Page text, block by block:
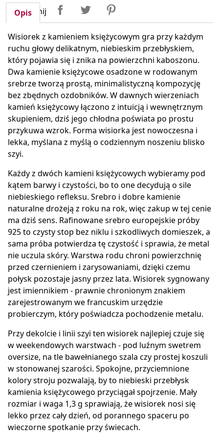
Udostępnij UdostępnijTweetuj
Opis
Wisiorek z kamieniem księżycowym gra przy każdym
ruchu głowy delikatnym, niebieskim przebłyskiem,
który pojawia się i znika na powierzchni kaboszonu.
Dwa kamienie księżycowe osadzone w rodowanym
srebrze tworzą prostą, minimalistyczną kompozycję
bez zbędnych ozdobników. W dawnych wierzeniach
kamień księżycowy łączono z intuicją i wewnętrznym
skupieniem, dziś jego chłodna poświata po prostu
przykuwa wzrok. Forma wisiorka jest nowoczesna i
lekka, myślana z myślą o codziennym noszeniu blisko
szyi.
Każdy z dwóch kamieni księżycowych wybieramy pod
kątem barwy i czystości, bo to one decydują o sile
niebieskiego refleksu. Srebro i dobre kamienie
naturalne drożeją z roku na rok, więc zakup w tej cenie
ma dziś sens. Rafinowane srebro europejskie próby
925 to czysty stop bez niklu i szkodliwych domieszek, a
sama próba potwierdza tę czystość i sprawia, że metal
nie uczula skóry. Warstwa rodu chroni powierzchnię
przed czernieniem i zarysowaniami, dzięki czemu
połysk pozostaje jasny przez lata. Wisiorek sygnowany
jest imiennikiem - prawnie chronionym znakiem
zarejestrowanym we francuskim urzędzie
probierczym, który poświadcza pochodzenie metalu.
Przy dekolcie i linii szyi ten wisiorek najlepiej czuje się
w weekendowych warstwach - pod luźnym swetrem
oversize, na tle bawełnianego szala czy prostej koszuli
w stonowanej szarości. Spokojne, przyciemnione
kolory stroju pozwalają, by to niebieski przebłysk
kamienia księżycowego przyciągał spojrzenie. Mały
rozmiar i waga 1,3 g sprawiają, że wisiorek nosi się
lekko przez cały dzień, od porannego spaceru po
wieczorne spotkanie przy świecach.